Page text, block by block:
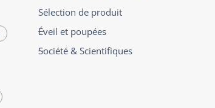
Sélection de produit
Éveil et poupées
Société & Scientifiques